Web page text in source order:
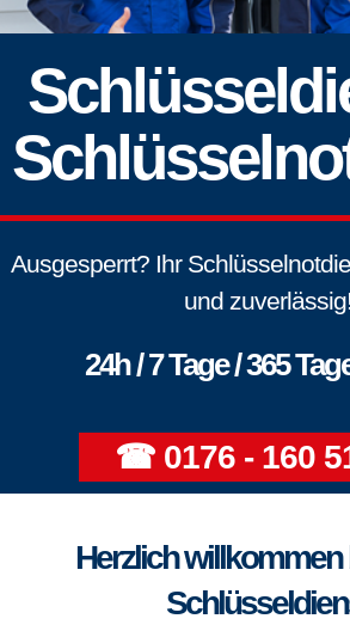
Ausgesperrt? Ihr
und zuverlässig!
24h / 7 Tage / 365
☎ 0176 - 160
Herzlich willkommen